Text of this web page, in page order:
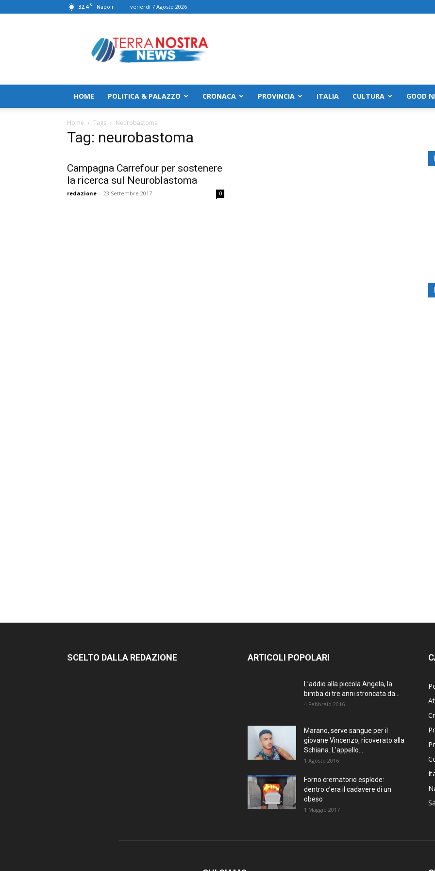
32.4 C Napoli venerdì 7 Agosto 2026
HOME POLITICA & PALAZZO CRONACA PROVINCIA ITALIA CULTURA GOOD
Home Tags Neurobastoma
Tag: neurobastoma
Campagna Carrefour per sostenere
la ricerca sul Neuroblastoma
redazione - 23 Settembre 2017 0
SCELTO DALLA REDAZIONE ARTICOLI POPOLARI
L’addio alla piccola Angela, la
bimba di tre anni stroncata da...
4 Febbraio 2016
Marano, serve sangue per il
giovane Vincenzo, ricoverato alla
Schiana. L’appello...
1 Agosto 2016
Forno crematorio esplode:
dentro c’era il cadavere di un
obeso
1 Maggio 2017